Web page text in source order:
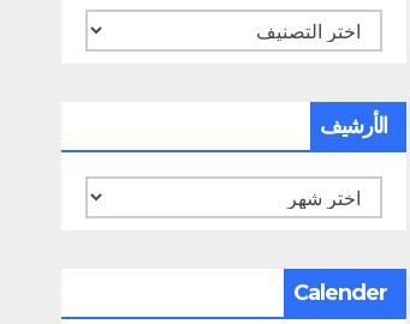
تصنيفات
الأرشيف
الأرشيف
Calender